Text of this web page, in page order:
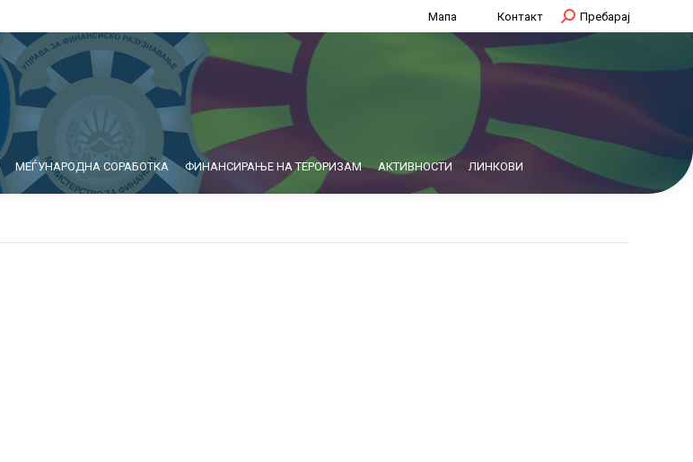
Мапа Контакт Search:Пребарај
МЕЃУНАРОДНА СОРАБОТКА ФИНАНСИРАЊЕ НА ТЕРОРИЗАМ АКТИВНОСТИ ЛИНКОВИ